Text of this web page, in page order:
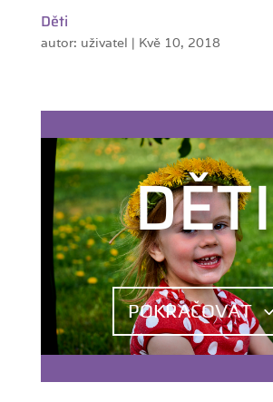
Děti
autor: uživatel | Kvě 10, 2018
DĚTI
POKRAČOVAT